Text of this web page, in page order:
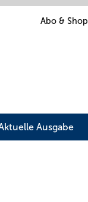
Abo & Shop
Ausgabe